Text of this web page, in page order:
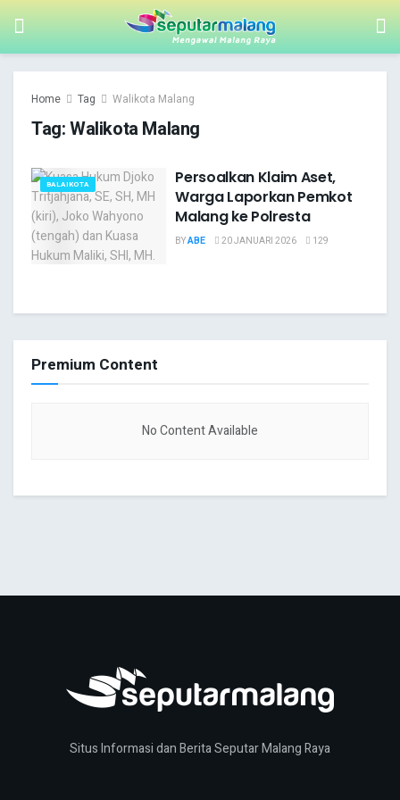
Home Tag Walikota Malang
Tag:Walikota Malang
BALAIKOTA
Persoalkan Klaim Aset,
Warga Laporkan Pemkot
Malang ke Polresta
BYABE 20 JANUARI 2026 129
Premium Content
No Content Available
Situs Informasi dan Berita Seputar Malang Raya